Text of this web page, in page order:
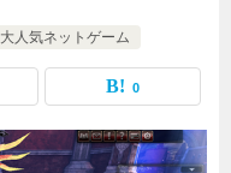
大人気ネットゲーム
0